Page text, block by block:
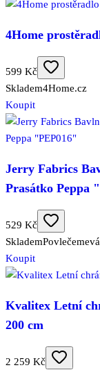
4Home
599 Kč
Skladem4Home.cz
Koupit
Jerry Fabrics
Prasátko Peppa
529 Kč
Skladem
Koupit
Kvalitex Letní
200 cm
2 259 Kč